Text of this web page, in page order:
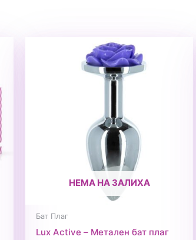
НЕМА НА ЗАЛИХА
Бат Плаг
Lux Active – Метален бат плаг